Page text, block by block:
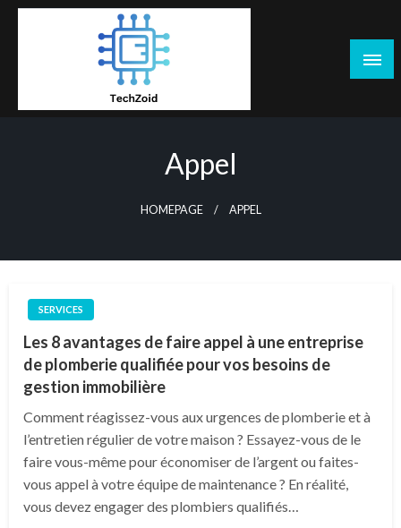
Skip
Appel
HOMEPAGE APPEL
SERVICES
Les 8 avantages de faire appel à une entreprise
de plomberie qualifiée pour vos besoins de
gestion immobilière
Comment réagissez-vous aux urgences de plomberie et à
l’entretien régulier de votre maison ? Essayez-vous de le
faire vous-même pour économiser de l’argent ou faites-
vous appel à votre équipe de maintenance ? En réalité,
vous devez engager des plombiers qualifiés…